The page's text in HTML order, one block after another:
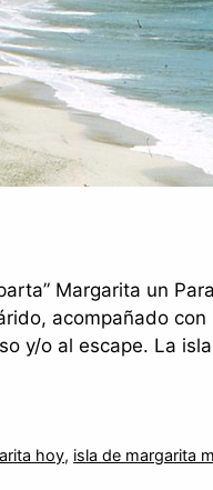
Margarita un
acompañado
y/o al escape. La
hoy, isla de margarita